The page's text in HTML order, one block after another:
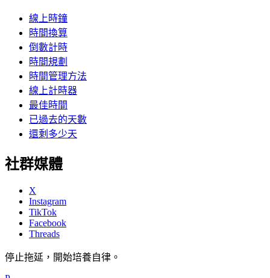
線上時鐘
時間換算
倒數計時
時間規劃
時間管理方法
線上計時器
最佳時間
已過去的天數
還剩多少天
社群媒體
X
Instagram
TikTok
Facebook
Threads
停止拖延，開始培養自律。